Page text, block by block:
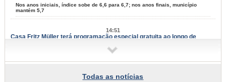
Nos anos iniciais, índice sobe de 6,6 para 6,7; nos anos finais, município
mantém 5,7
14:51
Casa Fritz Müller terá programação especial gratuita ao longo de
Atividades aos sábados reúnem ciência, cultura, natureza e criatividade para
14:08
Todas as notícias